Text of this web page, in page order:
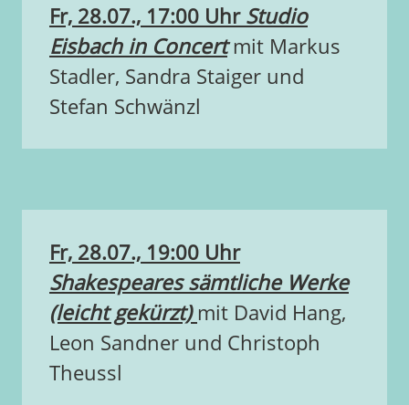
Fr, 28.07., 17:00 UhrStudio
Eisbach in Concertmit Markus
Stadler, Sandra Staiger und
Stefan Schwänzl
Fr, 28.07., 19:00 Uhr
Shakespeares sämtliche Werke
(leicht gekürzt) mit David Hang,
Leon Sandner und Christoph
Theussl